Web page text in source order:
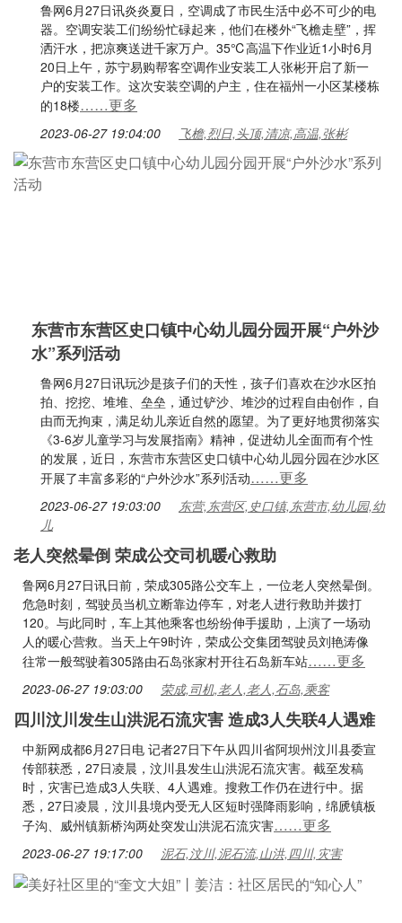
鲁网6月27日讯炎炎夏日，空调成了市民生活中必不可少的电
器。空调安装工们纷纷忙碌起来，他们在楼外“飞檐走壁”，挥
洒汗水，把凉爽送进千家万户。35℃高温下作业近1小时6月
20日上午，苏宁易购帮客空调作业安装工人张彬开启了新一
户的安装工作。这次安装空调的户主，住在福州一小区某楼栋
的18楼……更多
2023-06-27 19:04:00 飞檐,烈日,头顶,清凉,高温,张彬
东营市东营区史口镇中心幼儿园分园开展“户外沙
水”系列活动
鲁网6月27日讯玩沙是孩子们的天性，孩子们喜欢在沙水区拍
拍、挖挖、堆堆、垒垒，通过铲沙、堆沙的过程自由创作，自
由而无拘束，满足幼儿亲近自然的愿望。为了更好地贯彻落实
《3-6岁儿童学习与发展指南》精神，促进幼儿全面而有个性
的发展，近日，东营市东营区史口镇中心幼儿园分园在沙水区
开展了丰富多彩的“户外沙水”系列活动……更多
2023-06-27 19:03:00
东营,东营区,史口镇,东营市,幼儿园,幼
儿
老人突然晕倒 荣成公交司机暖心救助
鲁网6月27日讯日前，荣成305路公交车上，一位老人突然晕倒。
危急时刻，驾驶员当机立断靠边停车，对老人进行救助并拨打
120。与此同时，车上其他乘客也纷纷伸手援助，上演了一场动
人的暖心营救。当天上午9时许，荣成公交集团驾驶员刘艳涛像
往常一般驾驶着305路由石岛张家村开往石岛新车站……更多
2023-06-27 19:03:00 荣成,司机,老人,老人,石岛,乘客
四川汶川发生山洪泥石流灾害 造成3人失联4人遇难
中新网成都6月27日电 记者27日下午从四川省阿坝州汶川县委宣
传部获悉，27日凌晨，汶川县发生山洪泥石流灾害。截至发稿
时，灾害已造成3人失联、4人遇难。搜救工作仍在进行中。据
悉，27日凌晨，汶川县境内受无人区短时强降雨影响，绵虒镇板
子沟、威州镇新桥沟两处突发山洪泥石流灾害……更多
2023-06-27 19:17:00 泥石,汶川,泥石流,山洪,四川,灾害